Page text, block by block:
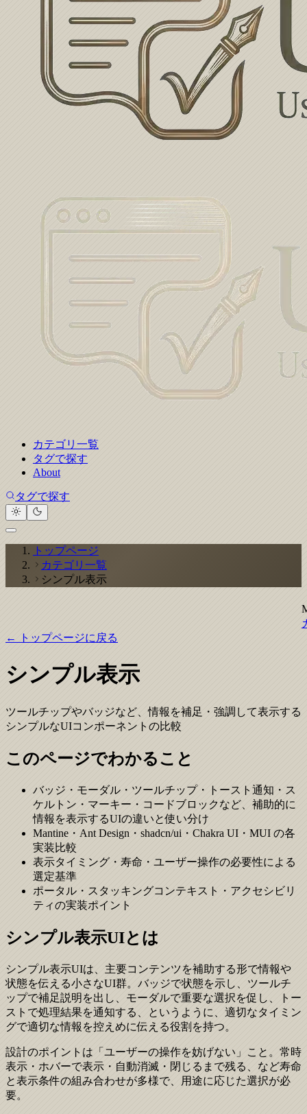
カテゴリ一覧
タグで探す
About
タグで探す
トップページ
カテゴリ一覧
シンプル表示
← トップページに戻る
シンプル表示
ツールチップやバッジなど、情報を補足・強調して表示する
シンプルなUIコンポーネントの比較
このページでわかること
バッジ・モーダル・ツールチップ・トースト通知・ス
ケルトン・マーキー・コードブロックなど、補助的に
情報を表示するUIの違いと使い分け
Mantine・Ant Design・shadcn/ui・Chakra UI・MUI の各
実装比較
表示タイミング・寿命・ユーザー操作の必要性による
選定基準
ポータル・スタッキングコンテキスト・アクセシビリ
ティの実装ポイント
シンプル表示UIとは
シンプル表示UIは、主要コンテンツを補助する形で情報や
状態を伝える小さなUI群。バッジで状態を示し、ツールチ
ップで補足説明を出し、モーダルで重要な選択を促し、トー
ストで処理結果を通知する、というように、適切なタイミン
グで適切な情報を控えめに伝える役割を持つ。
設計のポイントは「ユーザーの操作を妨げない」こと。常時
表示・ホバーで表示・自動消滅・閉じるまで残る、など寿命
と表示条件の組み合わせが多様で、用途に応じた選択が必
要。